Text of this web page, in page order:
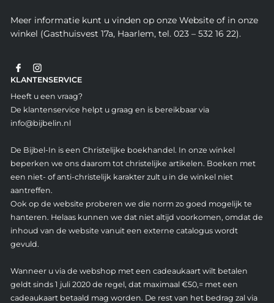
Meer informatie kunt u vinden op onze Website of in onze
winkel (Gasthuisvest 17a, Haarlem, tel. 023 – 532 16 22).
KLANTENSERVICE
Heeft u een vraag?
De klantenservice helpt u graag en is bereikbaar via
info@bijbelin.nl
De Bijbel-In is een Christelijke boekhandel. In onze winkel
beperken we ons daarom tot christelijke artikelen. Boeken met
een niet- of anti-christelijk karakter zult u in de winkel niet
aantreffen.
Ook op de website proberen we die norm zo goed mogelijk te
hanteren. Helaas kunnen we dat niet altijd voorkomen, omdat de
inhoud van de website vanuit een externe catalogus wordt
gevuld.
Wanneer u via de webshop met een cadeaukaart wilt betalen
geldt sinds 1 juli 2020 de regel, dat maximaal €50,= met een
cadeaukaart betaald mag worden. De rest van het bedrag zal via